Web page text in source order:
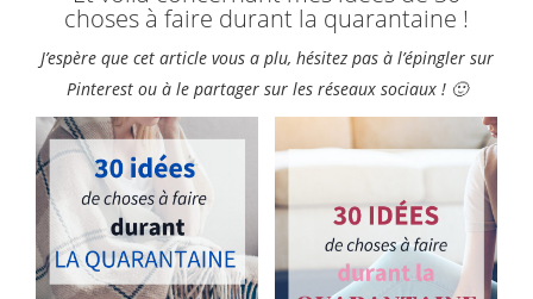
choses à faire durant la quarantaine !
J’espère que cet article vous a plu, hésitez pas à l’épingler sur
Pinterest ou à le partager sur les réseaux sociaux ! 🙂